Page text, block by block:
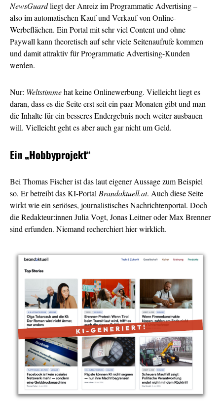
NewsGuardliegt der Anreiz im Programmatic Advertising –
also im automatischen Kauf und Verkauf von Online-
Werbeflächen. Ein Portal mit sehr viel Content und ohne
Paywall kann theoretisch auf sehr viele Seitenaufrufe kommen
und damit attraktiv für Programmatic Advertising-Kunden
werden.
Nur: Weltstimmehat keine Onlinewerbung. Vielleicht liegt es
daran, dass es die Seite erst seit ein paar Monaten gibt und man
die Inhalte für ein besseres Endergebnis noch weiter ausbauen
will. Vielleicht geht es aber auch gar nicht um Geld.
Ein„Hobbyprojekt“
Bei Thomas Fischer ist das laut eigener Aussage zum Beispiel
so. Er betreibt das KI-PortalBrandaktuell.at. Auch diese Seite
wirkt wie ein seriöses, journalistisches Nachrichtenportal. Doch
die Redakteur:innen Julia Vogt, Jonas Leitner oder Max Brenner
sind erfunden. Niemand recherchiert hier wirklich.